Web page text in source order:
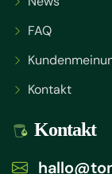
FAQ
Kontakt
Kontakt